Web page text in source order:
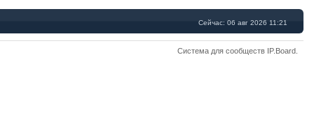
Сейчас: 06 авг 2026 11:21
Система для сообществ IP.Board